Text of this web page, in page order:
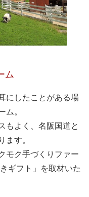
ム
にしたことがある場
。
もよく、名阪国道と
す。
モク手づくりファー
ギフト」を取材いた